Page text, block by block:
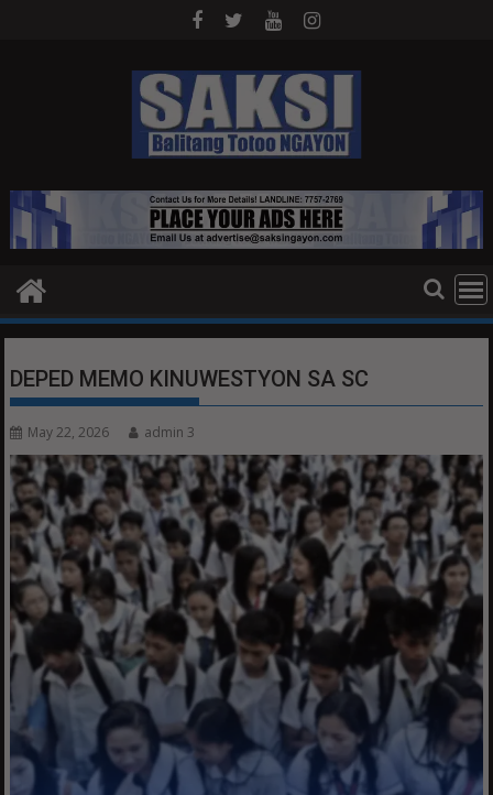
DEPED MEMO KINUWESTYON SA SC
May 22, 2026 admin 3